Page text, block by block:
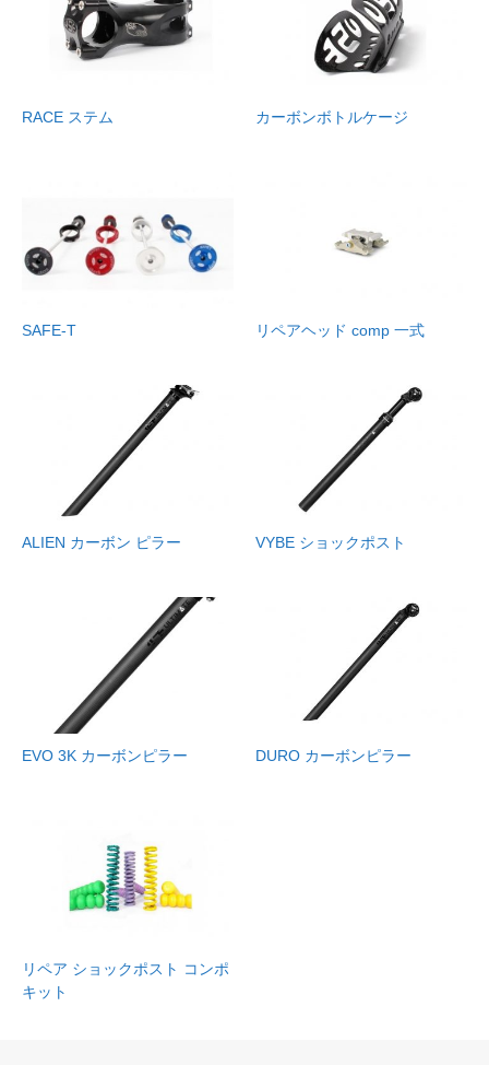
RACE ステム カーボンボトルケージ
SAFE-T リペアヘッド comp 一式
ALIEN カーボン ピラー VYBE ショックポスト
EVO 3K カーボンピラー DURO カーボンピラー
リペア ショックポスト コンポ
キット